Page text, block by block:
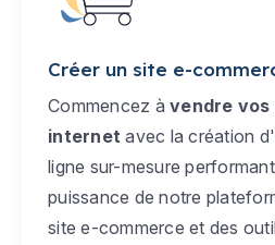
Créer un site e-
Commencez à vendre
internet avec la création
ligne sur-mesure
puissance de notre
site e-commerce et des